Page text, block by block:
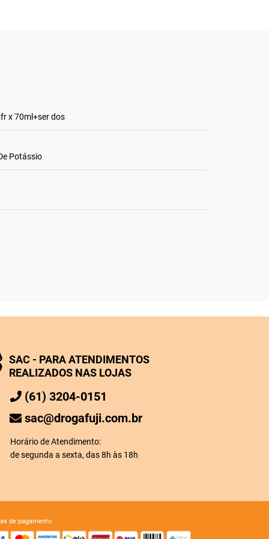
x 70ml+ser dos
Potássio
SAC - PARA ATENDIMENTOS
REALIZADOS NAS LOJAS
(61) 3204-0151
sac@drogafuji.com.br
Horário de Atendimento:
de segunda a sexta, das 8h às 18h
de pagamento